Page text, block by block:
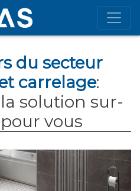
du secteur
carrelage:
solution sur-
vous